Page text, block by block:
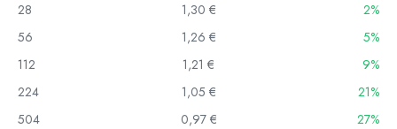
28
1,30 €
2%
56
1,26 €
5%
112
1,21 €
9%
224
1,05 €
21%
504
0,97 €
27%